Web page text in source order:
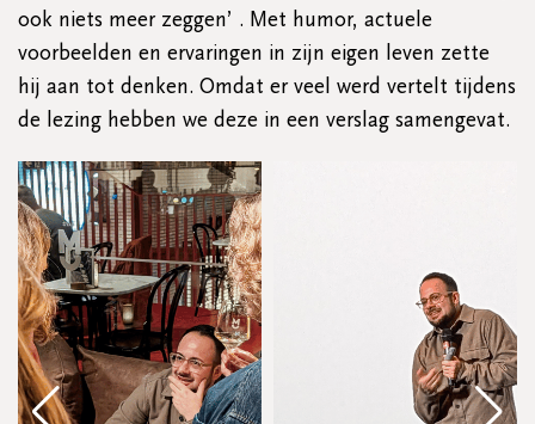
ook niets meer zeggen’ . Met humor, actuele
voorbeelden en ervaringen in zijn eigen leven zette
hij aan tot denken. Omdat er veel werd vertelt tijdens
de lezing hebben we deze in een verslag samengevat.